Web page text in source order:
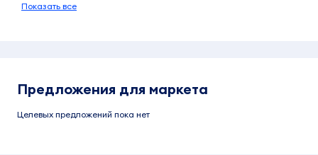
Показать все
Предложения для маркета
Целевых предложений пока нет